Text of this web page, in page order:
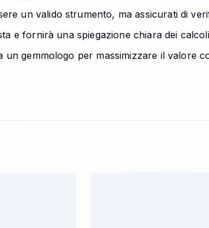
un valido strumento, ma assicurati di
e fornirà una spiegazione chiara dei
un gemmologo per massimizzare il valore